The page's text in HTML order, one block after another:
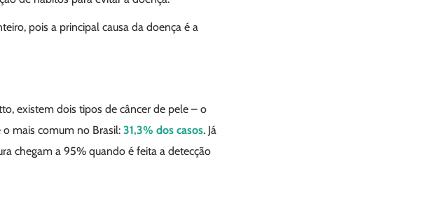
pois a principal causa da doença é a
existem dois tipos de câncer de pele – o
mais comum no Brasil: 31,3% dos casos. Já
chegam a 95% quando é feita a detecção